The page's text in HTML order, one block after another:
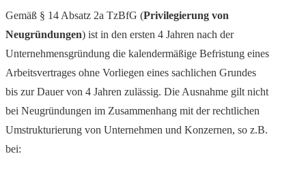
Gemäß § 14 Absatz 2a TzBfG (Privilegierung von
Neugründungen) ist in den ersten 4 Jahren nach der
Unternehmensgründung die kalendermäßige Befristung eines
Arbeitsvertrages ohne Vorliegen eines sachlichen Grundes
bis zur Dauer von 4 Jahren zulässig. Die Ausnahme gilt nicht
bei Neugründungen im Zusammenhang mit der rechtlichen
Umstrukturierung von Unternehmen und Konzernen, so z.B.
bei: